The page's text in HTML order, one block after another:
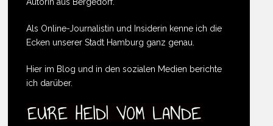
Als Online-Journalistin und Insiderin kenne ich die
Ecken unserer Stadt Hamburg ganz genau.
Hier im Blog und in den sozialen Medien berichte
ich darüber.